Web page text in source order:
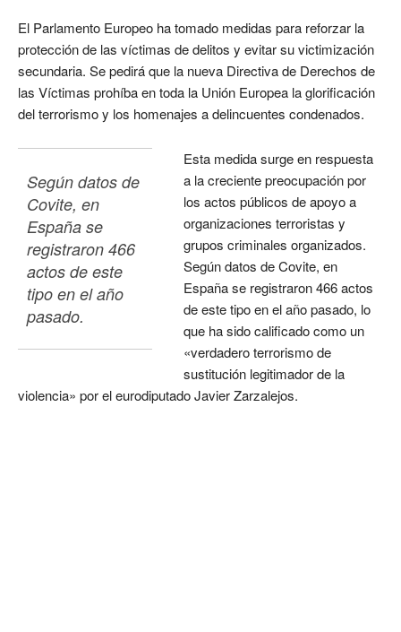
El Parlamento Europeo ha tomado medidas para reforzar la
protección de las víctimas de delitos y evitar su victimización
secundaria. Se pedirá que la nueva Directiva de Derechos de
las Víctimas prohíba en toda la Unión Europea la glorificación
del terrorismo y los homenajes a delincuentes condenados.
Según datos de
Covite, en
España se
registraron 466
actos de este
tipo en el año
pasado.
Esta medida surge en respuesta
a la creciente preocupación por
los actos públicos de apoyo a
organizaciones terroristas y
grupos criminales organizados.
Según datos de Covite, en
España se registraron 466 actos
de este tipo en el año pasado, lo
que ha sido calificado como un
«verdadero terrorismo de
sustitución legitimador de la
violencia» por el eurodiputado Javier Zarzalejos.